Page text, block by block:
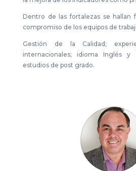
Dentro de las fortalezas se hallan
compromiso de los equipos de
Gestión de la Calidad;
internacionales; idioma Inglés
estudios de post grado.